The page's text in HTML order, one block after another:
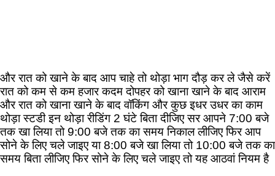
और रात को खाने के बाद आप चाहे तो थोड़ा भाग दौड़ कर ले जैसे करें
रात को कम से कम हजार कदम दोपहर को खाना खाने के बाद आराम
और रात को खाना खाने के बाद वॉकिंग और कुछ इधर उधर का काम
थोड़ा स्टडी इन थोड़ा रीडिंग 2 घंटे बिता दीजिए सर आपने 7:00 बजे
तक खा लिया तो 9:00 बजे तक का समय निकाल लीजिए फिर आप
सोने के लिए चले जाइए या 8:00 बजे खा लिया तो 10:00 बजे तक का
समय बिता लीजिए फिर सोने के लिए चले जाइए तो यह आठवां नियम है